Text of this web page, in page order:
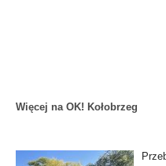
Więcej na OK! Kołobrzeg